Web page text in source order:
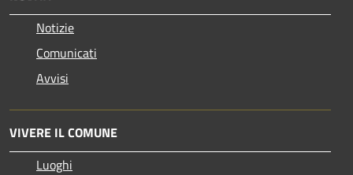
Notizie
Comunicati
Avvisi
VIVERE IL COMUNE
Luoghi